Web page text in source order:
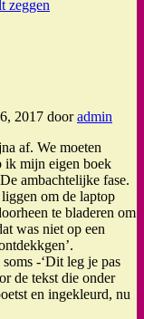
2017 dooradmin
af. We moeten
ik mijn eigen boek
ambachtelijke fase.
om de laptop
te bladeren om
was niet op een
-‘Dit leg je pas
de tekst die onder
en ingekleurd, nu